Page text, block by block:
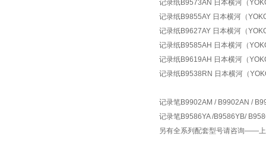
记录纸B9573AN 日本横河（
记录纸B9855AY 日本横河（
记录纸B9627AY 日本横河（
记录纸B9585AH 日本横河（
记录纸B9619AH 日本横河（
记录纸B9538RN 日本横河（
记录笔B9902AM / B9902AN /
记录笔B9586YA /B9586YB/
另有全系列配套型号请咨询——